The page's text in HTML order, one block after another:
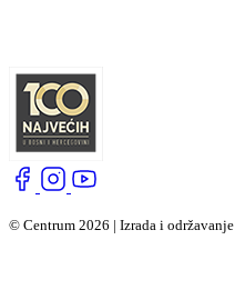
© Centrum 2026 | Izrada i održavanje